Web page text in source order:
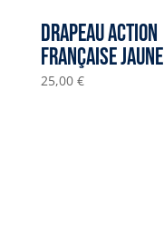
Drapeau Action
Française jaune
25,00 €